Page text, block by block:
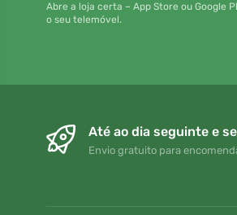
Abre a loja certa – App Store ou Google
o seu telemóvel.
Até ao dia seguinte e
Envio gratuito para